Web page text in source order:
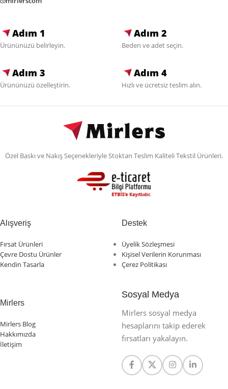
Adım 1
Ürününüzü belirleyin.
Adım 2
Beden ve adet seçin.
Adım 3
Ürününüzü özelleştirin.
Adım 4
Hızlı ve ücretsiz teslim alın.
Özel Baskı ve Nakış Seçenekleriyle Stoktan Teslim Kaliteli Tekstil Ürünleri.
Alışveriş
Fırsat Ürünleri
Çevre Dostu Ürünler
Kendin Tasarla
Destek
Üyelik Sözleşmesi
Kişisel Verilerin Korunması
Çerez Politikası
Mirlers
Mirlers Blog
Hakkımızda
İletişim
Sosyal Medya
Mirlers sosyal medya
hesaplarını takip ederek
fırsatları yakalayın.